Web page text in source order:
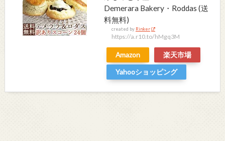
Demerara Bakery・Roddas (送
料無料)
created by Rinker
https://a.r10.to/hMgq3M
Amazon
楽天市場
Yahooショッピング